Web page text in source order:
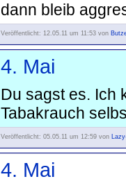
dann bleib
Veröffentlicht: 12.05.11 um 11:53 von
4. Mai
Du sagst es. Ich
Tabakrauch
Veröffentlicht: 05.05.11 um 12:59 von
4. Mai